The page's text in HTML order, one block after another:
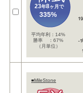
23年8ヶ月で
335%
平均年利：14%
勝率 ：67%
（月単位）
■MileStone